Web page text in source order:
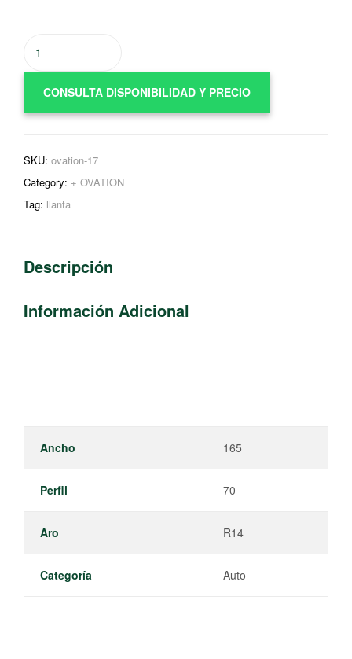
CONSULTA DISPONIBILIDAD Y PRECIO
SKU: ovation-17
Category: + OVATION
Tag: llanta
Descripción
Información Adicional
Ancho 165
Perfil 70
Aro R14
Categoría Auto